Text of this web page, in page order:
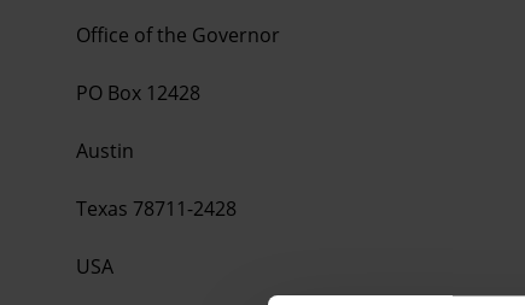
Office of the Governor
PO Box 12428
Austin
Texas 78711-2428
USA